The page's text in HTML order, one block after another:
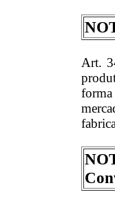
Art.